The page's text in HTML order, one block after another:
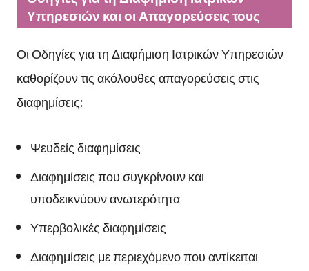
Υπηρεσιών και οι Απαγορεύσεις τους
Οι Οδηγίες για τη Διαφήμιση Ιατρικών Υπηρεσιών
καθορίζουν τις ακόλουθες απαγορεύσεις στις
διαφημίσεις:
Ψευδείς διαφημίσεις
Διαφημίσεις που συγκρίνουν και
υποδεικνύουν ανωτερότητα
Υπερβολικές διαφημίσεις
Διαφημίσεις με περιεχόμενο που αντίκειται